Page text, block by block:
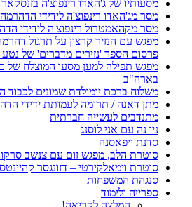
מסעותיו של ג'האדו רינפוצ'ה בזנסקאר
מסר מג'האדו רינפוצ'ה לידידי הדהרמה
מסר מקהאמטרול רינפוצ'ה לידידי
מפגש עם הנזיר קרצון על תרגול
פרסום הספר 'נזירים מדברים' של נטע
מפגש תפילה למען מסעו המוצלח של
בארה"ב
משלוח ברכת יומולדת שמונים לכבוד
מתן דאנה / תרומה לעמותת ידידי
מתנדבים לעשייה חברתית
ניו נה עם אני לוסנג
סדנת ויפאסנה
סוטרת הלב, מפגש זום עם צנשב
סוטרת וימאלקירטי – דזונגסר קהיינטסה
סנגהת המשפחות
ספרייה ולימוד